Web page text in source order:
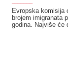
Evropska komisija
brojem imigranata
godina. Najviše će